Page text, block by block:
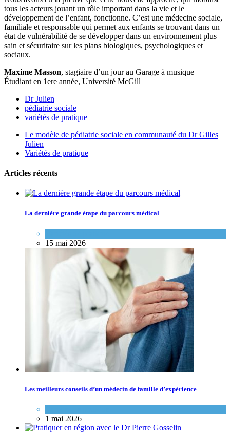
tous les acteurs jouant un rôle important dans la vie et le
développement de l’enfant, fonctionne. C’est une médecine sociale,
familiale et responsable qui permet aux enfants se trouvant dans un
état de vulnérabilité de se développer dans un environnement plus
sain et sécuritaire sur les plans biologiques, psychologiques et
sociaux.
Maxime Masson, stagiaire d’un jour au Garage à musique
Étudiant en 1ere année, Université McGill
Dr Julien
pédiatrie sociale
variétés de pratique
Le modèle de pédiatrie sociale en communauté du Dr Gilles
Julien
Variétés de pratique
Articles récents
La dernière grande étape du parcours médical
15 mai 2026
Les meilleurs conseils d’un médecin de famille d’expérience
1 mai 2026